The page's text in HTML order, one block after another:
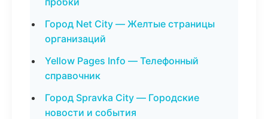
Город Net City — Желтые страницы
организаций
Yellow Pages Info — Телефонный
справочник
Город Spravka City — Городские
новости и события